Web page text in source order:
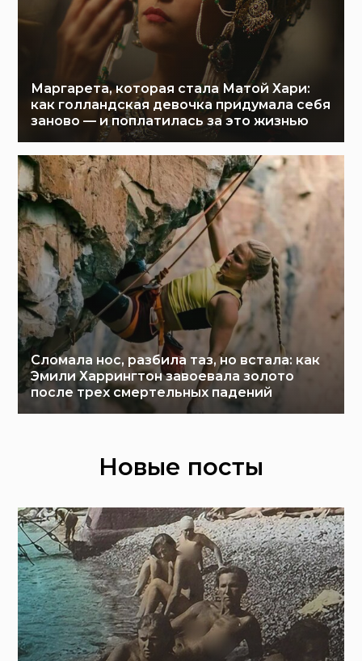
Маргарета, которая стала Матой Хари:
как голландская девочка придумала себя
заново — и поплатилась за это жизнью
Сломала нос, разбила таз, но встала: как
Эмили Харрингтон завоевала золото
после трех смертельных падений
Новые посты